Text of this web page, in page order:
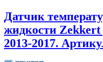
Датчик
жидкости
2013-2017.